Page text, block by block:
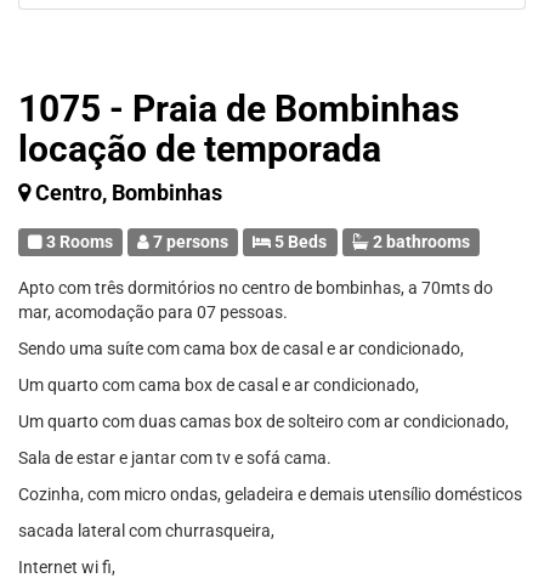
1075 - Praia de Bombinhas
locação de temporada
Centro, Bombinhas
3 Rooms 7 persons 5 Beds 2 bathrooms
Apto com três dormitórios no centro de bombinhas, a 70mts do
mar, acomodação para 07 pessoas.
Sendo uma suíte com cama box de casal e ar condicionado,
Um quarto com cama box de casal e ar condicionado,
Um quarto com duas camas box de solteiro com ar condicionado,
Sala de estar e jantar com tv e sofá cama.
Cozinha, com micro ondas, geladeira e demais utensílio domésticos
sacada lateral com churrasqueira,
Internet wi fi,